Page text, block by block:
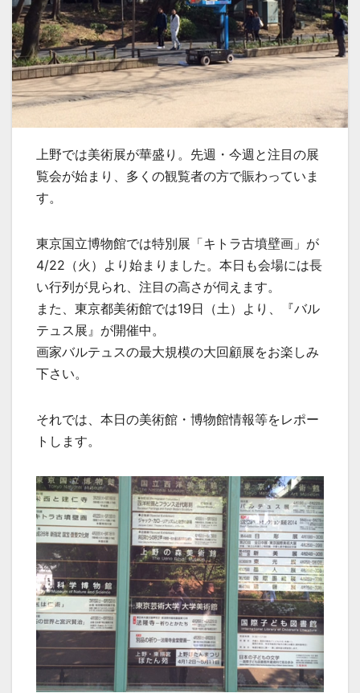
上野では美術展が華盛り。先週・今週と注目の展
覧会が始まり、多くの観覧者の方で賑わっていま
す。
東京国立博物館では特別展「キトラ古墳壁画」が
4/22（火）より始まりました。本日も会場には長
い行列が見られ、注目の高さが伺えます。
また、東京都美術館では19日（土）より、『バル
テュス展』が開催中。
画家バルテュスの最大規模の大回顧展をお楽しみ
下さい。
それでは、本日の美術館・博物館情報等をレポー
トします。